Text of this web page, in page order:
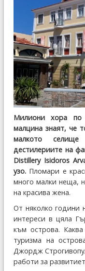
Милиони хора по
малцина знаят, че
малкото
дестилериите на
Distillery Isidoros
узо. Пломари е
много малки неща,
на красива жена.
От няколко години
интереси в цяла
към острова.
туризма на
Джордж
работи за